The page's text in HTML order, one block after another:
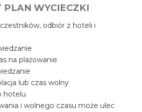
PLAN WYCIECZKI
odbiór z hoteli i
na plażowanie
lub czas wolny
hotelu
i wolnego czasu może ulec